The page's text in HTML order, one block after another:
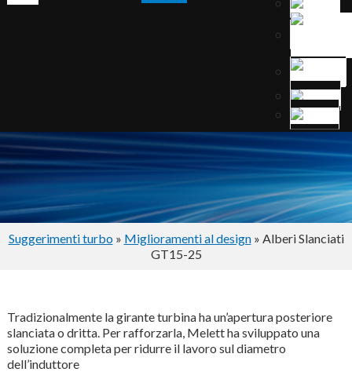
Suggerimenti turbo» Miglioramenti al design» Alberi Slanciati
GT15-25
Tradizionalmente la girante turbina ha un’apertura posteriore
slanciata o dritta. Per rafforzarla, Melett ha sviluppato una
soluzione completa per ridurre il lavoro sul diametro
dell’induttore